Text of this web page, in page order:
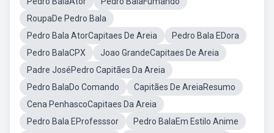
RoupaDe Pedro Bala
Pedro Bala AtorCapitaes De Areia
Pedro Bala EDora
Pedro BalaCPX
Joao GrandeCapitaes De Areia
Padre JoséPedro Capitães Da Areia
Pedro BalaDo Comando
Capitães De AreiaResumo
Cena PenhascoCapitaes Da Areia
Pedro Bala EProfesssor
Pedro BalaEm Estilo Anime